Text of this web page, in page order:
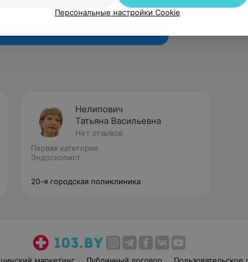
Рекомендую
Нелипович
Татьяна Васильевна
Нет отзывов
Первая категория
Эндоскопист
20-я городская поликлиника
Персональные настройки Cookie